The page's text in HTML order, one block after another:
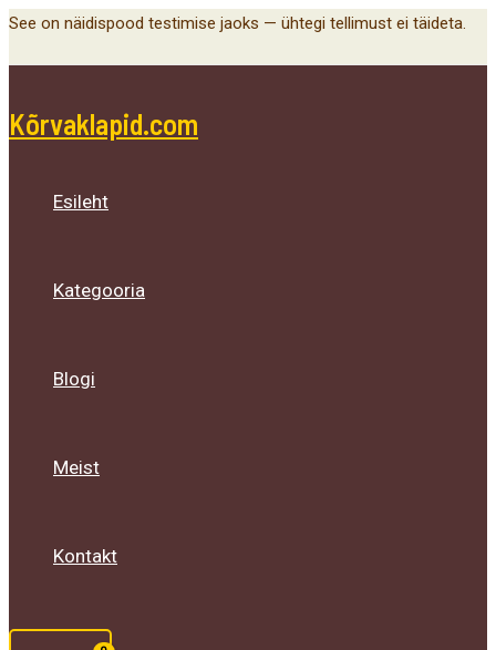
Skip
See on näidispood testimise jaoks — ühtegi tellimust ei täideta.
Kõrvaklapid.com
Esileht
Kategooria
Blogi
Meist
Kontakt
Menu
Toggle
Menu
Toggle
Menu
Toggle
Main
Menu